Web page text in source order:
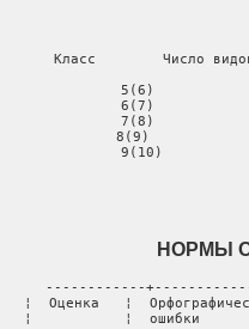
Класс        Число
5(6)
6(7)
7(8)
8(9)
9(10)
НОРМЫ
------------
¦  Оценка   ¦
¦           ¦  ошибки